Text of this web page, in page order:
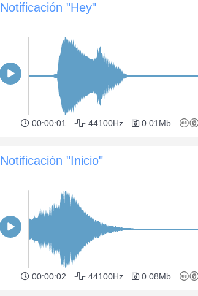
Notificación "Hey"
00:00:01 44100Hz 0.01Mb
Notificación "Inicio"
00:00:02 44100Hz 0.08Mb